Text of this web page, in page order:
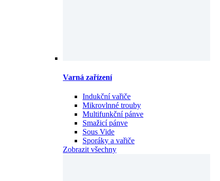
Varná zařízení
Indukční vařiče
Mikrovlnné trouby
Multifunkční pánve
Smažicí pánve
Sous Vide
Sporáky a vařiče
Zobrazit všechny